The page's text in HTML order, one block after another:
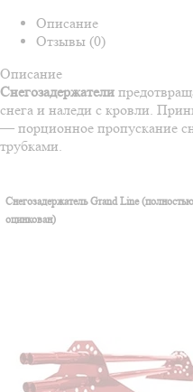
Описание
Отзывы (0)
Описание
Снегозадержатели
снега и наледи с кровли.
— порционное пропускание
трубками.
Снегозадержатель Grand Line (полностью
оцинкован)